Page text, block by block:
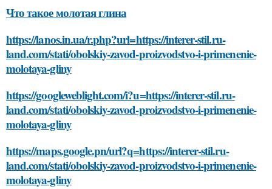
Что такое молотая глина
https://lanos.in.ua/r.php?url=https://interer-stil.ru-
land.com/stati/obolskiy-zavod-proizvodstvo-i-primenenie-
molotaya-gliny
https://googleweblight.com/i?u=https://interer-stil.ru-
land.com/stati/obolskiy-zavod-proizvodstvo-i-primenenie-
molotaya-gliny
https://maps.google.pn/url?q=https://interer-stil.ru-
land.com/stati/obolskiy-zavod-proizvodstvo-i-primenenie-
molotaya-gliny